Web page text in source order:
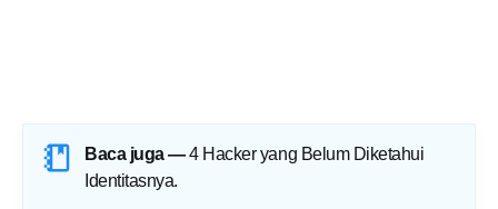
Baca juga — 4 Hacker yang Belum Diketahui
Identitasnya.